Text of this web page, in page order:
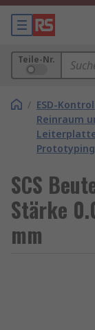
Teile-Nr.
/ ESD-
Reinraum
Prototyping
SCS
Stärke
mm